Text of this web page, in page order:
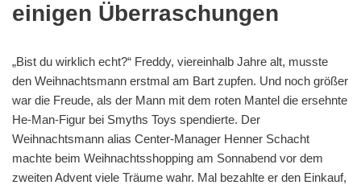
einigen Überraschungen
„Bist du wirklich echt?“ Freddy, viereinhalb Jahre alt, musste
den Weihnachtsmann erstmal am Bart zupfen. Und noch größer
war die Freude, als der Mann mit dem roten Mantel die ersehnte
He-Man-Figur bei Smyths Toys spendierte. Der
Weihnachtsmann alias Center-Manager Henner Schacht
machte beim Weihnachtsshopping am Sonnabend vor dem
zweiten Advent viele Träume wahr. Mal bezahlte er den Einkauf,